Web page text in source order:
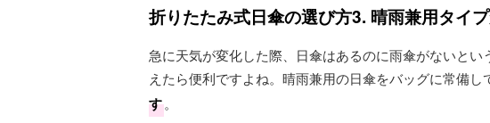
折りたたみ式日傘の選び方3. 晴雨兼用タイ
急に天気が変化した際、日傘はあるのに雨傘がないと
えたら便利ですよね。晴雨兼用の日傘をバッグに常備し
す。